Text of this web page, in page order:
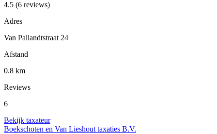
4.5 (6 reviews)
Adres
Van Pallandtstraat 24
Afstand
0.8 km
Reviews
6
Bekijk taxateur
Boekschoten en Van Lieshout taxaties B.V.